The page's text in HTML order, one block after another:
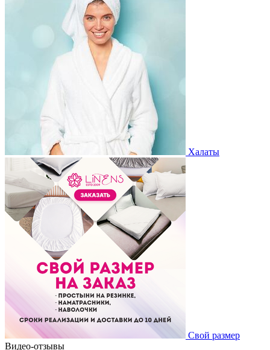
Халаты
Свой размер
Видео-отзывы